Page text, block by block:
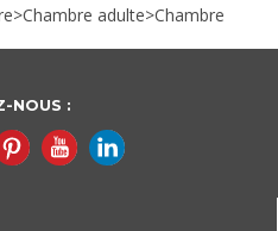
>Chambre adulte>Chambre
NOUS :